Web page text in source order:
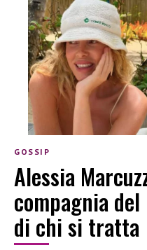
GOSSIP
Alessia
compagnia
di chi si tratta